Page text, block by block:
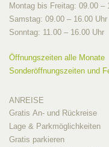
Montag bis Freitag: 09.00 –
Samstag: 09.00 – 16.00 Uhr
Sonntag: 11.00 – 16.00 Uhr
Öffnungszeiten alle Monate
Sonderöffnungszeiten und
ANREISE
Gratis An- und Rückreise
Lage & Parkmöglichkeiten
Gratis parkieren